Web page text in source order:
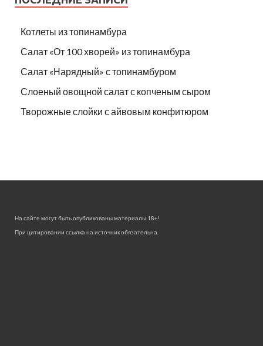
Котлеты из топинамбура
Салат «От 100 хворей» из топинамбура
Салат «Нарядный» с топинамбуром
Слоеный овощной салат с копченым сыром
Творожные слойки с айвовым конфитюром
На сайте могут быть опубликованы материалы 18+!
При цитировании ссылка на источник обязательна.